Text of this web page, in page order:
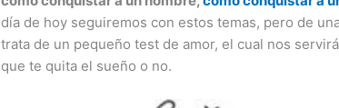
día de hoy seguiremos con estos temas, pero de
trata de un pequeño test de amor, el cual nos
que te quita el sueño o no.